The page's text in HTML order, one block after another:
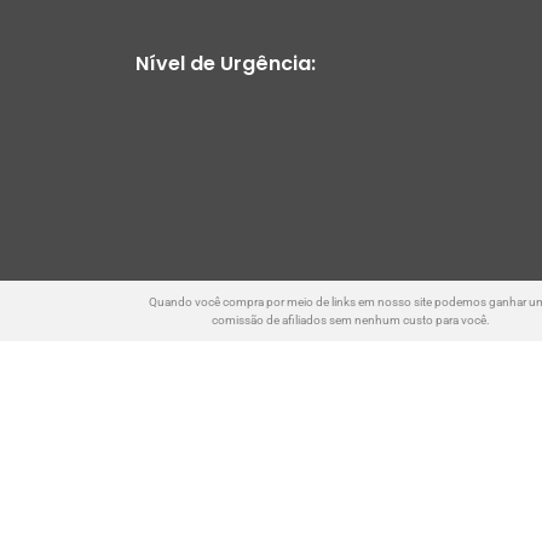
Nível de Urgência:
Quando você compra por meio de links em nosso site podemos ganhar
comissão de afiliados sem nenhum custo para você.